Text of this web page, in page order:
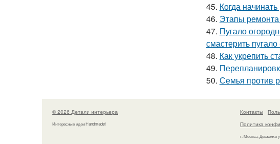
45. Когда
46. Этапы
47. Пугало
смастерить
48. Как укрепить
49.
50. Семья против
© 2026 Детали интерьера
Интересные идеи Handmade!
Контакты
Политика
г. Москва, Довженко